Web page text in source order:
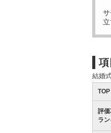
項
結婚
TOP
評価
ラ